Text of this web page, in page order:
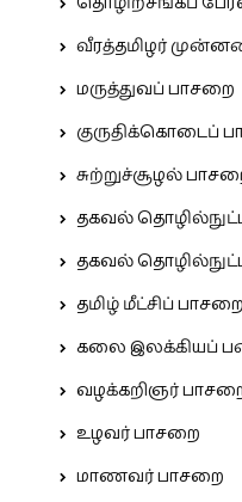
வீரத்தமிழர்
மருத்துவப் பாசறை
குருதிக்கொடைப்
சுற்றுச்சூழல்
தகவல்
தகவல்
தமிழ் மீட்சிப் பாசறை
கலை இலக்கியப்
வழக்கறிஞர்
உழவர் பாசறை
மாணவர் பாசறை